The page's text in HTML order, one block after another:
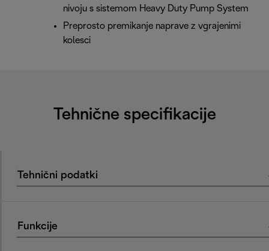
nivoju s sistemom Heavy Duty Pump System
Preprosto premikanje naprave z vgrajenimi
kolesci
Tehnične specifikacije
Tehnični podatki
Funkcije